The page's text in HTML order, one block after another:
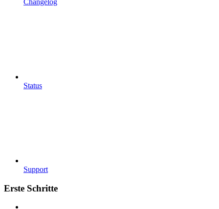
Status
Support
Erste Schritte